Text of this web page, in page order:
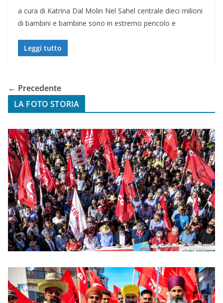
a cura di Katrina Dal Molin Nel Sahel centrale dieci milioni
di bambini e bambine sono in estremo pericolo e
Leggi tutto
← Precedente
LA FOTO STORIA